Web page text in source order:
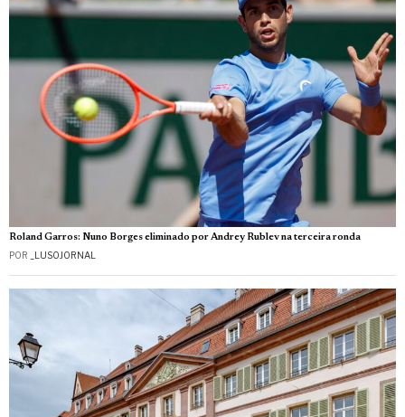
Roland Garros: Nuno Borges eliminado por Andrey Rublev na terceira ronda
POR _LUSOJORNAL